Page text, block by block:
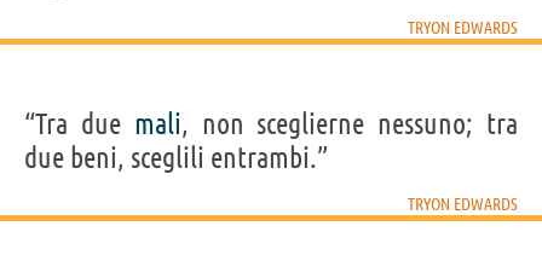
TRYON EDWARDS
“Tra due mali, non sceglierne nessuno; tra
due beni, sceglili entrambi.”
TRYON EDWARDS